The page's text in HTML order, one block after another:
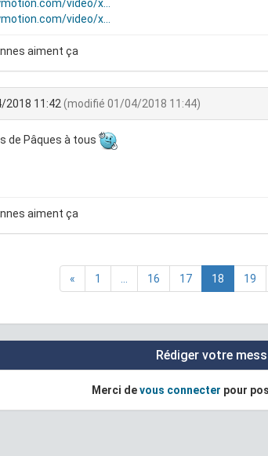
video/x...
video/x...
aiment ça
2018 11:42 (modifié 01/04/2018 11:44)
de Pâques à tous
aiment ça
« 1 16 17 18 19
Rédiger votre
Merci devous connecter pour